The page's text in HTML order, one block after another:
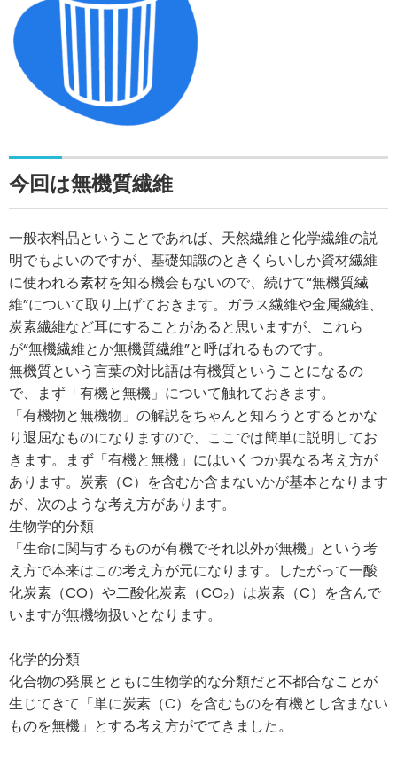
今回は無機質繊維
一般衣料品ということであれば、天然繊維と化学繊維の説
明でもよいのですが、基礎知識のときくらいしか資材繊維
に使われる素材を知る機会もないので、続けて“無機質繊
維”について取り上げておきます。ガラス繊維や金属繊維、
炭素繊維など耳にすることがあると思いますが、これら
が“無機繊維とか無機質繊維”と呼ばれるものです。
無機質という言葉の対比語は有機質ということになるの
で、まず「有機と無機」について触れておきます。
「有機物と無機物」の解説をちゃんと知ろうとするとかな
り退屈なものになりますので、ここでは簡単に説明してお
きます。まず「有機と無機」にはいくつか異なる考え方が
あります。炭素（C）を含むか含まないかが基本となります
が、次のような考え方があります。
生物学的分類
「生命に関与するものが有機でそれ以外が無機」という考
え方で本来はこの考え方が元になります。したがって一酸
化炭素（CO）や二酸化炭素（CO₂）は炭素（C）を含んで
いますが無機物扱いとなります。
化学的分類
化合物の発展とともに生物学的な分類だと不都合なことが
生じてきて「単に炭素（C）を含むものを有機とし含まない
ものを無機」とする考え方がでてきました。